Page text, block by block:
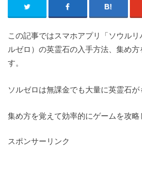
この記事ではスマホアプリ「ソウル
ルゼロ）の英霊石の入手方法、集め方
す。
ソルゼロは無課金でも大量に英霊石が
集め方を覚えて効率的にゲームを攻略
スポンサーリンク